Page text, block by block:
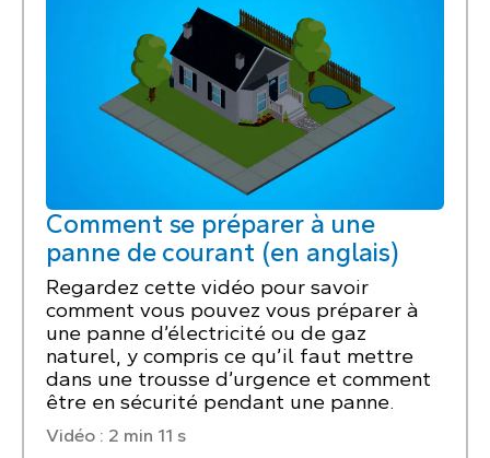
Comment se préparer à une
panne de courant (en anglais)
Regardez cette vidéo pour savoir
comment vous pouvez vous préparer à
une panne d’électricité ou de gaz
naturel, y compris ce qu’il faut mettre
dans une trousse d’urgence et comment
être en sécurité pendant une panne.
Vidéo : 2 min 11 s